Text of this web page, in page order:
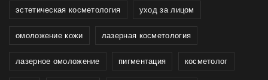
эстетическая косметология уход за лицом
омоложение кожи лазерная косметология
лазерное омоложение пигментация косметолог